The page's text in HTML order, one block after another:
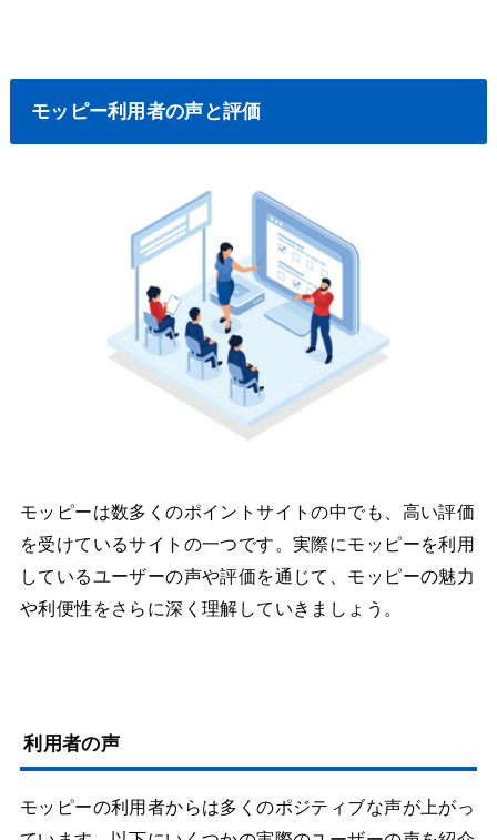
モッピー利用者の声と評価
モッピーは数多くのポイントサイトの中でも、高い評価
を受けているサイトの一つです。実際にモッピーを利用
しているユーザーの声や評価を通じて、モッピーの魅力
や利便性をさらに深く理解していきましょう。
利用者の声
モッピーの利用者からは多くのポジティブな声が上がっ